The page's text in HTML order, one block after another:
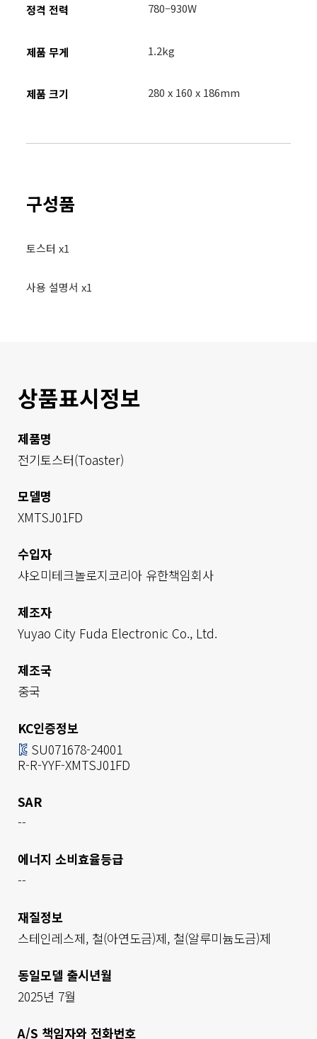
정격 전력 780–930W
제품 무게 1.2kg
제품 크기 280 x 160 x 186mm
구성품
토스터 x1
사용 설명서 x1
상품표시정보
제품명
전기토스터(Toaster)
모델명
XMTSJ01FD
수입자
샤오미테크놀로지코리아 유한책임회사
제조자
Yuyao City Fuda Electronic Co., Ltd.
제조국
중국
KC인증정보
SU071678-24001
R-R-YYF-XMTSJ01FD
SAR
--
에너지 소비효율등급
--
재질정보
스테인레스제, 철(아연도금)제, 철(알루미늄도금)제
동일모델 출시년월
2025년 7월
A/S 책임자와 전화번호